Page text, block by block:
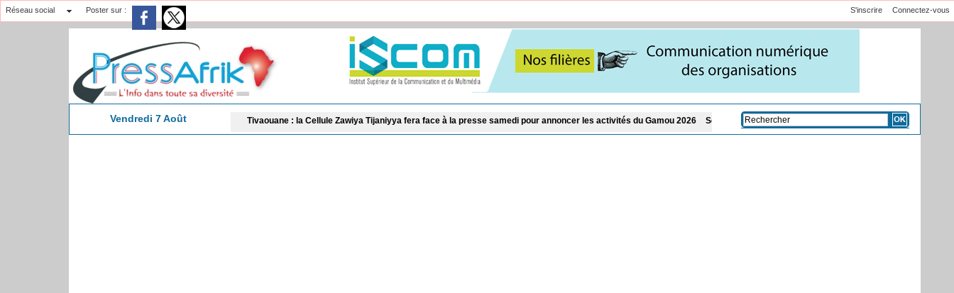
Réseau social Poster sur : Connectez-vous
S'inscrire
Vendredi 7 Août​Tivaouane : la Cellule Zawiya Tijaniyya fera face à la presse samedi pour annoncer les activités du Gamou 2026 Sénégal: le nouveau festival de fautes langagières de la ministre Amy Mara